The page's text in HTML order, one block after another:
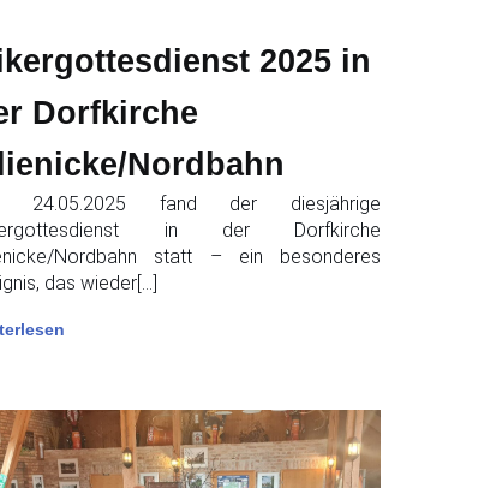
2025 in
Dorfkirche
Nordbahn
24.05.2025 fand der diesjährige
in der Dorfkirche
Nordbahn statt – ein besonderes
das wieder[…]